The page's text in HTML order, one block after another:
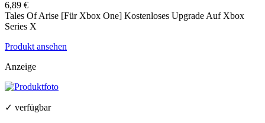
6,89 €
Tales Of Arise [Für Xbox One] Kostenloses Upgrade Auf Xbox
Series X
Produkt ansehen
Anzeige
✓ verfügbar